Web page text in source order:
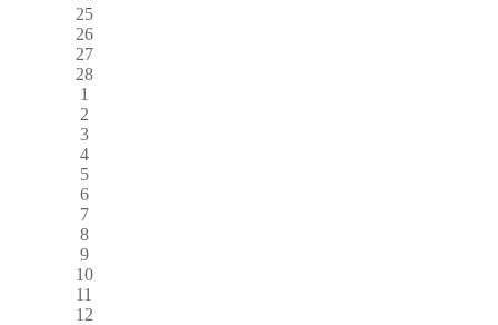
25
26
27
28
1
2
3
4
5
6
7
8
9
10
11
12